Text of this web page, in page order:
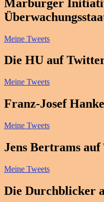
Marburger
Meine Tweets
Die HU auf
Meine Tweets
Franz-Josef
Meine Tweets
Jens Bertrams
Meine Tweets
Die Durchblicker